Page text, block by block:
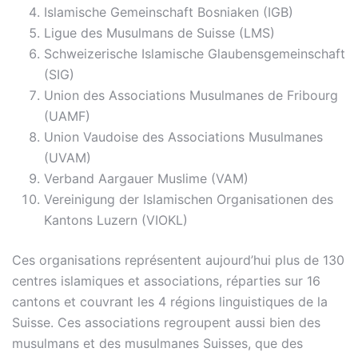
Islamische Gemeinschaft Bosniaken (IGB)
Ligue des Musulmans de Suisse (LMS)
Schweizerische Islamische Glaubensgemeinschaft
(SIG)
Union des Associations Musulmanes de Fribourg
(UAMF)
Union Vaudoise des Associations Musulmanes
(UVAM)
Verband Aargauer Muslime (VAM)
Vereinigung der Islamischen Organisationen des
Kantons Luzern (VIOKL)
Ces organisations représentent aujourd’hui plus de 130
centres islamiques et associations, réparties sur 16
cantons et couvrant les 4 régions linguistiques de la
Suisse. Ces associations regroupent aussi bien des
musulmans et des musulmanes Suisses, que des